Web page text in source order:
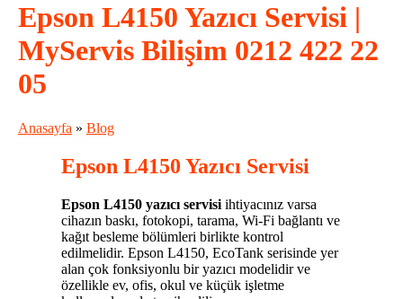
Epson L4150 Yazıcı Servisi |
MyServis Bilişim 0212 422 22
05
Anasayfa » Blog
Epson L4150 Yazıcı Servisi
Epson L4150 yazıcı servisi ihtiyacınız varsa
cihazın baskı, fotokopi, tarama, Wi-Fi bağlantı ve
kağıt besleme bölümleri birlikte kontrol
edilmelidir. Epson L4150, EcoTank serisinde yer
alan çok fonksiyonlu bir yazıcı modelidir ve
özellikle ev, ofis, okul ve küçük işletme